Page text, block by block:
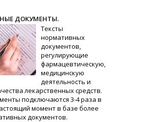
ДОКУМЕНТЫ.
Тексты
нормативных
документов,
регулирующие
фармацевтическую,
медицинскую
деятельность и
лекарственных средств.
подключаются 3-4 раза в
момент в базе более
документов.